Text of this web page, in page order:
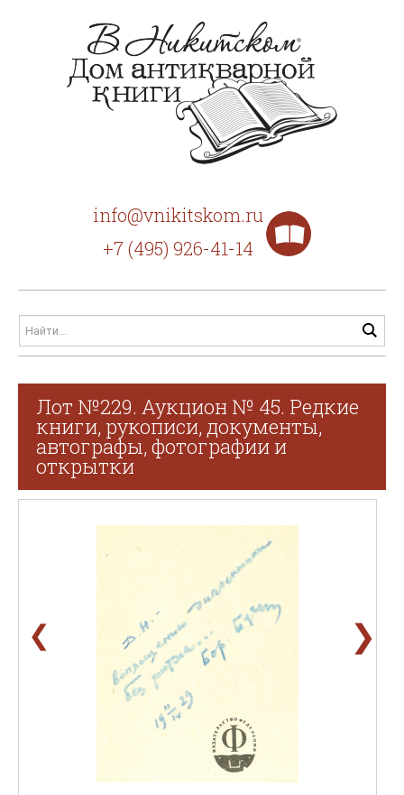
info@vnikitskom.ru
+7 (495) 926-41-14
Лот №229. Аукцион № 45. Редкие
книги, рукописи, документы,
автографы, фотографии и
открытки
❮ ❯